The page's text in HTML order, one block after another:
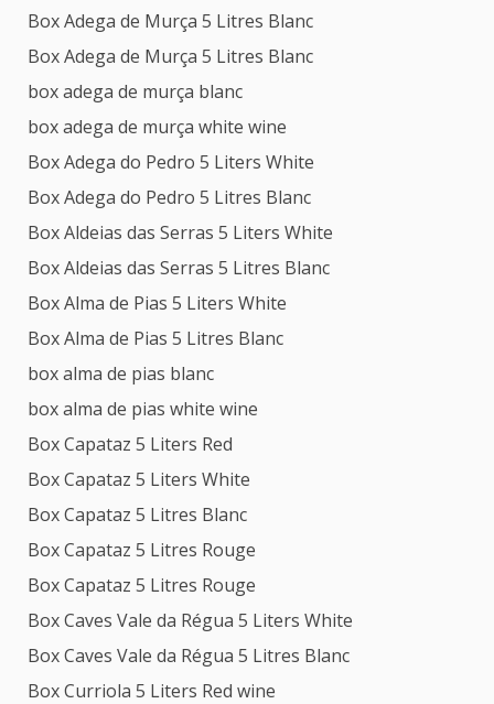
Box Adega de Murça 5 Litres Blanc
Box Adega de Murça 5 Litres Blanc
box adega de murça blanc
box adega de murça white wine
Box Adega do Pedro 5 Liters White
Box Adega do Pedro 5 Litres Blanc
Box Aldeias das Serras 5 Liters White
Box Aldeias das Serras 5 Litres Blanc
Box Alma de Pias 5 Liters White
Box Alma de Pias 5 Litres Blanc
box alma de pias blanc
box alma de pias white wine
Box Capataz 5 Liters Red
Box Capataz 5 Liters White
Box Capataz 5 Litres Blanc
Box Capataz 5 Litres Rouge
Box Capataz 5 Litres Rouge
Box Caves Vale da Régua 5 Liters White
Box Caves Vale da Régua 5 Litres Blanc
Box Curriola 5 Liters Red wine